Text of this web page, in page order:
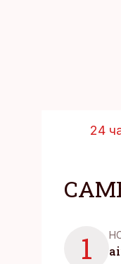
24
1